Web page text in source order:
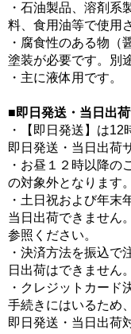
・石油製品、溶剤系
料、食用油等で使用
・腐食性のある物（
塗装が必要です。別
・主に液体用です。
■即日発送・当日出
・【即日発送】は12
即日発送・当日出荷
・お昼１２時以降の
の対象外となります。
・土日祝および年末
当日出荷できません
参照ください。
・決済方法を振込で
日出荷はできません。
・クレジットカード
手続きにはいるため
即日発送・当日出荷